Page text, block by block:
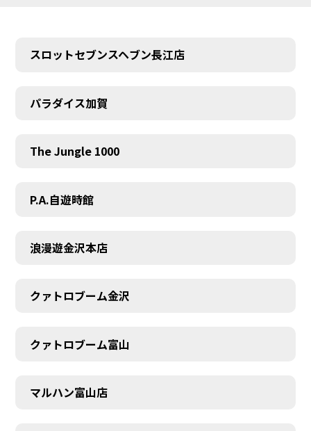
スロットセブンスヘブン長江店
パラダイス加賀
The Jungle 1000
P.A.自遊時館
浪漫遊金沢本店
クァトロブーム金沢
クァトロブーム富山
マルハン富山店